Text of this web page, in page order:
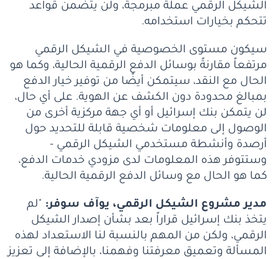
الشيكل الرقمي عملة مبرمجة، ولن يتضمن قواعد
تتحكم بخيارات استخدامه.
سيكون مستوى الخصوصية في الشيكل الرقمي
مرتفعاً مقارنةً بوسائل الدفع الرقمية الحالية، وكما هو
الحال مع النقد، سيتمكن أيضًا من توفير خيار الدفع
بمبالغ محدودة دون الكشف عن الهوية. على أي حال،
لن يتمكن بنك إسرائيل أو أي جهة مركزية أخرى من
الوصول إلى معلومات شخصية قابلة للتحديد حول
أرصدة وأنشطة مستخدمي الشيكل الرقمي -
وستتوفر هذه المعلومات لدى مزودي خدمات الدفع،
كما هو الحال مع وسائل الدفع الرقمية الحالية.
مدير مشروع الشيكل الرقمي، يوآف سوفر: "لم
يتخذ بنك إسرائيل قراراً بعد بشأن إصدار الشيكل
الرقمي، ولكن من المهم بالنسبة لنا الاستعداد لهذه
المسألة وتعميق معرفتنا وفهمنا، بالإضافة إلى تعزيز